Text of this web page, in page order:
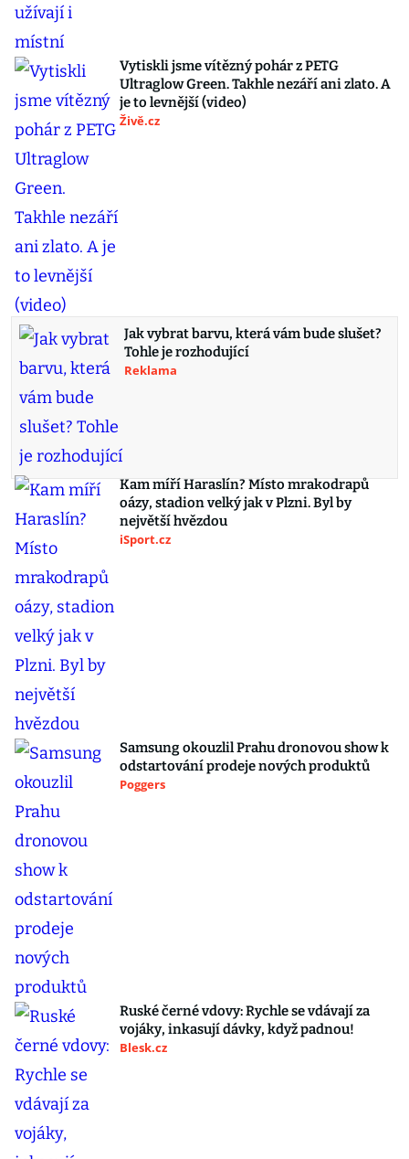
Vytiskli jsme vítězný pohár z PETG
Ultraglow Green. Takhle nezáří ani zlato. A
je to levnější (video)
Živě.cz
Jak vybrat barvu, která vám bude slušet?
Tohle je rozhodující
Reklama
Kam míří Haraslín? Místo mrakodrapů
oázy, stadion velký jak v Plzni. Byl by
největší hvězdou
iSport.cz
Samsung okouzlil Prahu dronovou show k
odstartování prodeje nových produktů
Poggers
Ruské černé vdovy: Rychle se vdávají za
vojáky, inkasují dávky, když padnou!
Blesk.cz